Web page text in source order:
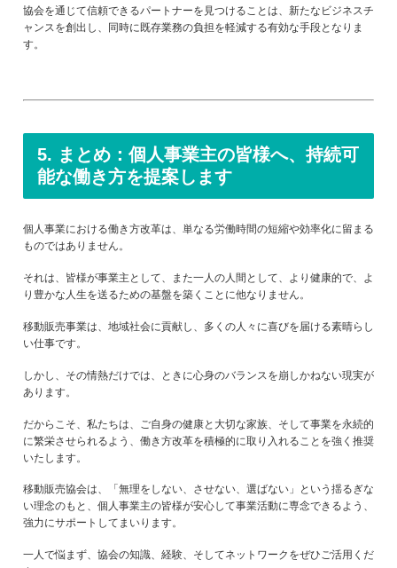
協会を通じて信頼できるパートナーを見つけることは、新たなビジネスチ
ャンスを創出し、同時に既存業務の負担を軽減する有効な手段となりま
す。
5. まとめ：個人事業主の皆様へ、持続可
能な働き方を提案します
個人事業における働き方改革は、単なる労働時間の短縮や効率化に留まる
ものではありません。
それは、皆様が事業主として、また一人の人間として、より健康的で、よ
り豊かな人生を送るための基盤を築くことに他なりません。
移動販売事業は、地域社会に貢献し、多くの人々に喜びを届ける素晴らし
い仕事です。
しかし、その情熱だけでは、ときに心身のバランスを崩しかねない現実が
あります。
だからこそ、私たちは、ご自身の健康と大切な家族、そして事業を永続的
に繁栄させられるよう、働き方改革を積極的に取り入れることを強く推奨
いたします。
移動販売協会は、「無理をしない、させない、選ばない」という揺るぎな
い理念のもと、個人事業主の皆様が安心して事業活動に専念できるよう、
強力にサポートしてまいります。
一人で悩まず、協会の知識、経験、そしてネットワークをぜひご活用くだ